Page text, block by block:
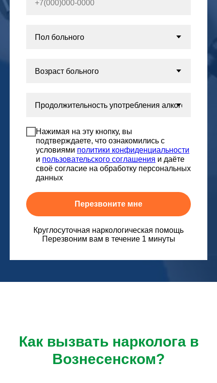
Нажимая на эту кнопку, вы
подтверждаете, что ознакомились с
условиями политики конфиденциальности
и пользовательского соглашения и даёте
своё согласие на обработку персональных
данных
Перезвоните мне
Круглосуточная наркологическая помощь
Перезвоним вам в течение 1 минуты
Как вызвать нарколога в
Вознесенском?